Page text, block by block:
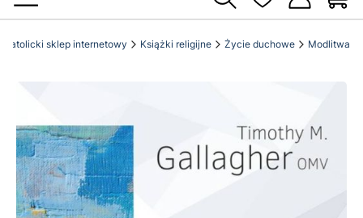
katolicki sklep internetowy Książki religijne Życie duchowe Modlitwa